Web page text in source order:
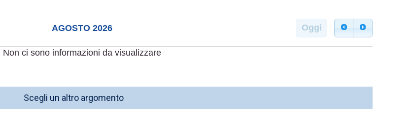
Oggi
AGOSTO 2026
Non ci sono informazioni da visualizzare
Scegli un altro argomento